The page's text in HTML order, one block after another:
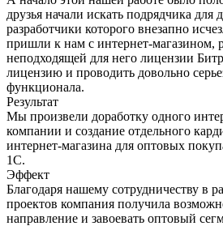
друзья начали искать подрядчика для
разработчики которого внезапно
пришли к нам с интернет-магазином,
неподходящей для него лицензии
лицензию и проводить довольно
функционала.
Результат
Мы произвели доработку одного
компании и создание отдельного
интернет-магазина для оптовых
1С.
Эффект
Благодаря нашему сотрудничеству в
проектов компания получила
направление и завоевать оптовый